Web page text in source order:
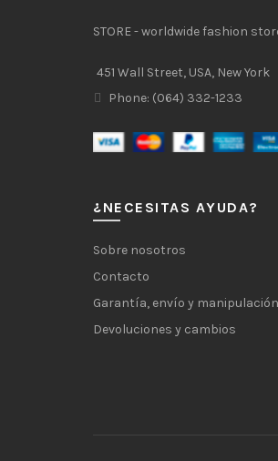
STORE - worldwide fashion
451 Wall Street, USA, New York
Phone: (064) 332-1233
¿NECESITAS AYUDA?
Sobre nosotros
Contacto
Garantía, envío y manipulación
Devoluciones y cambios